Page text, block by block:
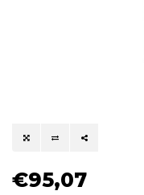
€95,07